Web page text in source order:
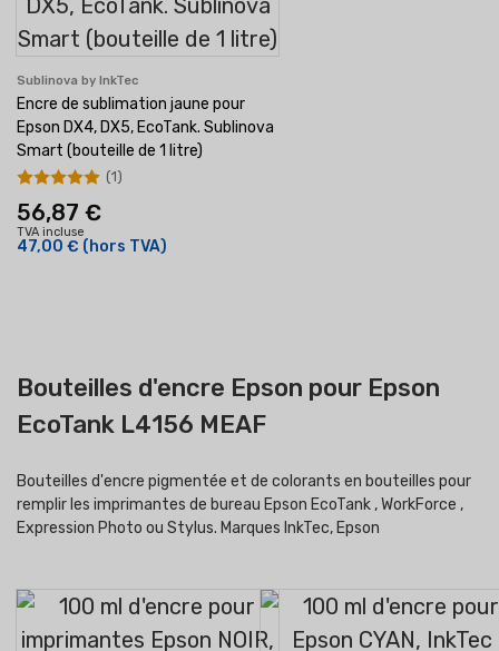
Sublinova by InkTec
Encre de sublimation jaune pour
Epson DX4, DX5, EcoTank. Sublinova
Smart (bouteille de 1 litre)
56,87 €
TVA incluse
47,00 € (hors TVA)
(1)
Bouteilles d'encre Epson pour Epson
EcoTank L4156 MEAF
Bouteilles d'encre pigmentée et de colorants en bouteilles pour
remplir les imprimantes de bureau Epson EcoTank , WorkForce ,
Expression Photo ou Stylus. Marques InkTec, Epson